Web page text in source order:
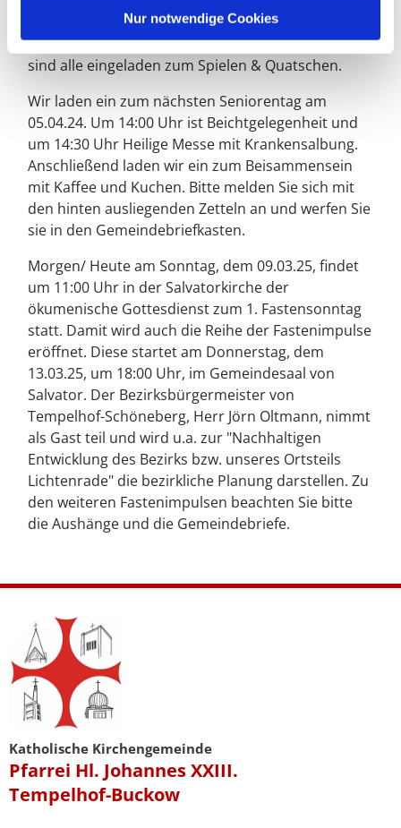
Nur notwendige Cookies
Sternschnuppen die Familienmesse um 9:30 Uhr
musikalisch begleiten. Anschließend an die Messe
sind alle eingeladen zum Spielen & Quatschen.
Wir laden ein zum nächsten Seniorentag am
05.04.24. Um 14:00 Uhr ist Beichtgelegenheit und
um 14:30 Uhr Heilige Messe mit Krankensalbung.
Anschließend laden wir ein zum Beisammensein
mit Kaffee und Kuchen. Bitte melden Sie sich mit
den hinten ausliegenden Zetteln an und werfen Sie
sie in den Gemeindebriefkasten.
Morgen/ Heute am Sonntag, dem 09.03.25, findet
um 11:00 Uhr in der Salvatorkirche der
ökumenische Gottesdienst zum 1. Fastensonntag
statt. Damit wird auch die Reihe der Fastenimpulse
eröffnet. Diese startet am Donnerstag, dem
13.03.25, um 18:00 Uhr, im Gemeindesaal von
Salvator. Der Bezirksbürgermeister von
Tempelhof-Schöneberg, Herr Jörn Oltmann, nimmt
als Gast teil und wird u.a. zur "Nachhaltigen
Entwicklung des Bezirks bzw. unseres Ortsteils
Lichtenrade" die bezirkliche Planung darstellen. Zu
den weiteren Fastenimpulsen beachten Sie bitte
die Aushänge und die Gemeindebriefe.
Katholische Kirchengemeinde
Pfarrei Hl. Johannes XXIII.
Tempelhof-Buckow